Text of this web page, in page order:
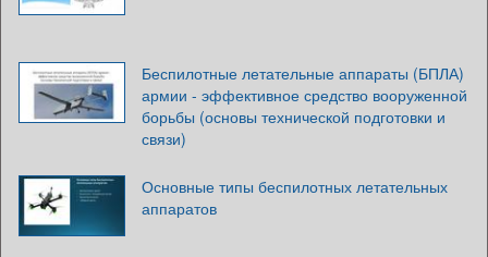
Беспилотные летательные аппараты (БПЛА)
армии - эффективное средство вооруженной
борьбы (основы технической подготовки и
связи)
Основные типы беспилотных летательных
аппаратов